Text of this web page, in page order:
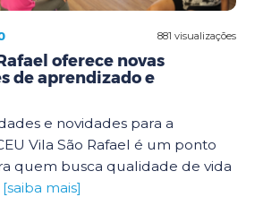
881 visualizações
oferece novas
de aprendizado e
e novidades para a
Vila São Rafael é um ponto
quem busca qualidade de vida
[saiba mais]